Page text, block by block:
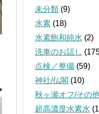
未分類 (9)
水素 (18)
水素飽和純水 (2)
洗車のお話し
点検／整備 (59)
神社/仏閣 (10)
秋ヶ瀬オフ/その
超高濃度水素水